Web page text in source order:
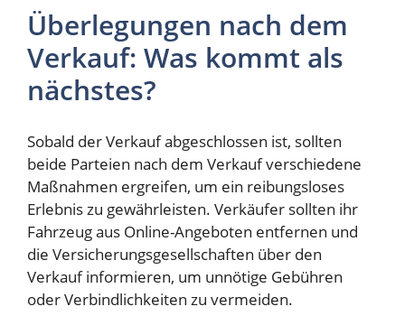
Überlegungen nach dem
Verkauf: Was kommt als
nächstes?
Sobald der Verkauf abgeschlossen ist, sollten
beide Parteien nach dem Verkauf verschiedene
Maßnahmen ergreifen, um ein reibungsloses
Erlebnis zu gewährleisten. Verkäufer sollten ihr
Fahrzeug aus Online-Angeboten entfernen und
die Versicherungsgesellschaften über den
Verkauf informieren, um unnötige Gebühren
oder Verbindlichkeiten zu vermeiden.